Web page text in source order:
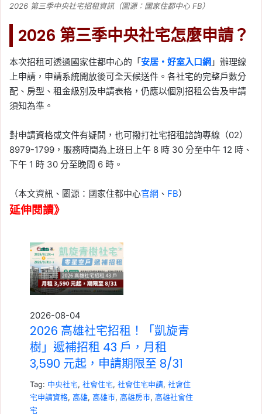
2026 第三季中央社宅招租資訊（圖源：國家住都中心 FB）
2026 第三季中央社宅怎麼申請？
本次招租可透過國家住都中心的「安居・好室入口網 」辦理線
上申請，申請系統開放後可全天候送件。各社宅的完整戶數分
配、房型、租金級別及申請表格，仍應以個別招租公告及申請
須知為準。
對申請資格或文件有疑問，也可撥打社宅招租諮詢專線（02）
8979-1799，服務時間為上班日上午 8 時 30 分至中午 12 時、
下午 1 時 30 分至晚間 6 時。
（本文資訊、圖源：國家住都中心官網 、 FB）
延伸閱讀》
2026-08-04
2026 高雄社宅招租！「凱旋青
樹」遞補招租 43 戶，月租
3,590 元起，申請期限至 8/31
Tag: 中央社宅, 社會住宅, 社會住宅申請, 社會住
宅申請資格, 高雄, 高雄市, 高雄房市, 高雄社會住
宅